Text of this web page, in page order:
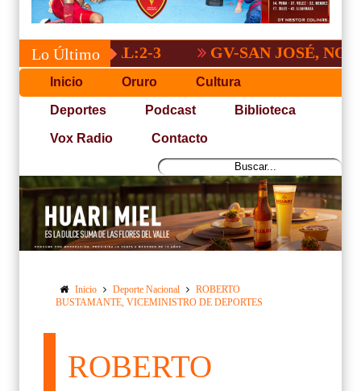
Lo Último GV-SAN JOSÉ, NO PUDO
Inicio Oruro Cultura
Deportes Podcast Biblioteca
Vox Radio Contacto
Inicio Deporte Nacional
ROBERTO
BUSTAMANTE, VICEMINISTRO DE DEPORTES
ROBERTO